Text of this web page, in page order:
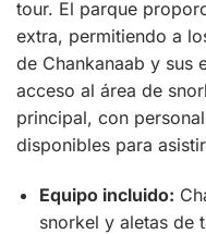
tour. El parque
extra, permitiendo a
de Chankanaab y sus
acceso al área de
principal, con
disponibles para
Equipo incluido:
snorkel y aletas de